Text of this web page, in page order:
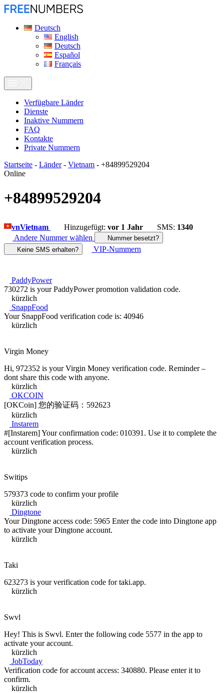
Deutsch
English
Deutsch
Español
Français
Verfügbare Länder
Dienste
Inaktive Nummern
FAQ
Kontakte
Private Nummern
Startseite - Länder- Vietnam - +84899529204
Online
+84899529204
vnVietnam Hinzugefügt: vor 1 Jahr SMS: 1340
Andere Nummer wählen
Nummer besetzt?
Keine SMS erhalten?
VIP-Nummern
PaddyPower
730272 is your PaddyPower promotion validation code.
kürzlich
SnappFood
Your SnappFood verification code is: 40946
kürzlich
Virgin Money
Hi, 972352 is your Virgin Money verification code. Reminder –
dont share this code with anyone.
kürzlich
OKCOIN
[OKCoin] 您的验证码：592623
kürzlich
Instarem
#[Instarem] Your confirmation code: 010391. Use it to complete the
account verification process.
kürzlich
Switips
579373 code to confirm your profile
kürzlich
Dingtone
Your Dingtone access code: 5965 Enter the code into Dingtone app
to activate your Dingtone account.
kürzlich
Taki
623273 is your verification code for taki.app.
kürzlich
Swvl
Hey! This is Swvl. Enter the following code 5577 in the app to
activate your account.
kürzlich
JobToday
Verification code for account access: 340880. Please enter it to
confirm.
kürzlich